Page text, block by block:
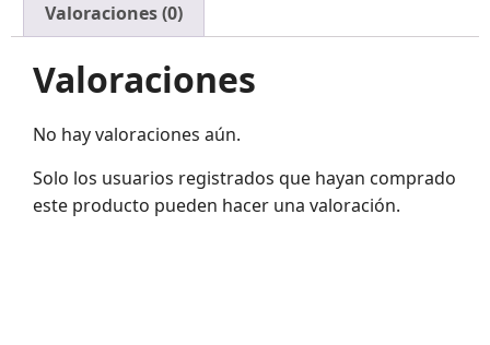
Valoraciones (0)
Valoraciones
No hay valoraciones aún.
Solo los usuarios registrados que hayan comprado
este producto pueden hacer una valoración.